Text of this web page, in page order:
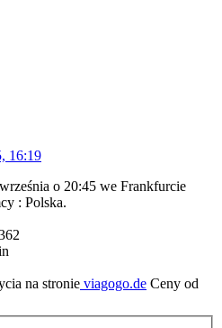
16:19
o 20:45 we Frankfurcie
: Polska.
na stronie viagogo.de Ceny od